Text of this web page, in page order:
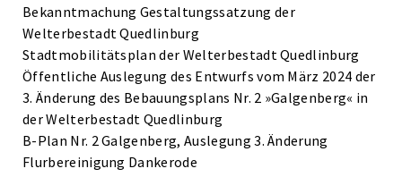
Bekanntmachung Gestaltungssatzung der
Welterbestadt Quedlinburg
Stadtmobilitätsplan der Welterbestadt Quedlinburg
Öffentliche Auslegung des Entwurfs vom März 2024 der
3. Änderung des Bebauungsplans Nr. 2 »Galgenberg« in
der Welterbestadt Quedlinburg
B-Plan Nr. 2 Galgenberg, Auslegung 3. Änderung
Flurbereinigung Dankerode